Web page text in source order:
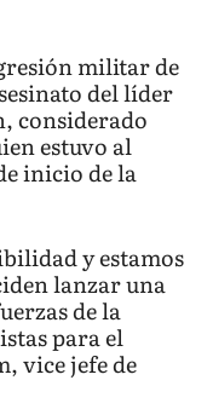
militar de
del líder
considerado
estuvo al
inicio de la
y estamos
lanzar una
de la
para el
vice jefe de